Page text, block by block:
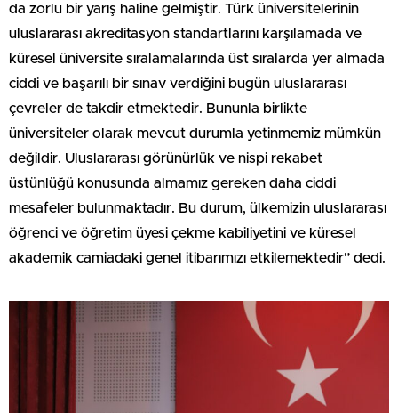
da zorlu bir yarış haline gelmiştir. Türk üniversitelerinin
uluslararası akreditasyon standartlarını karşılamada ve
küresel üniversite sıralamalarında üst sıralarda yer almada
ciddi ve başarılı bir sınav verdiğini bugün uluslararası
çevreler de takdir etmektedir. Bununla birlikte
üniversiteler olarak mevcut durumla yetinmemiz mümkün
değildir. Uluslararası görünürlük ve nispi rekabet
üstünlüğü konusunda almamız gereken daha ciddi
mesafeler bulunmaktadır. Bu durum, ülkemizin uluslararası
öğrenci ve öğretim üyesi çekme kabiliyetini ve küresel
akademik camiadaki genel itibarımızı etkilemektedir” dedi.